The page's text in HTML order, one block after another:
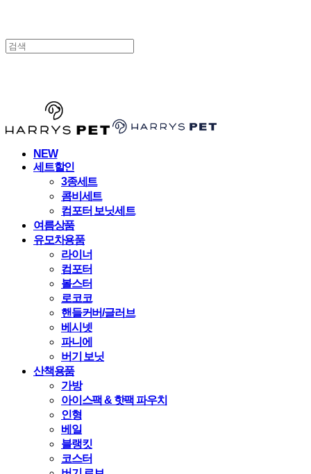
NEW
세트할인
3종세트
콤비세트
컴포터 보닛세트
여름상품
유모차용품
라이너
컴포터
볼스터
로코코
핸들커버/글러브
베시넷
파니에
버기 보닛
산책용품
가방
아이스팩 & 핫팩 파우치
인형
베일
블랭킷
코스터